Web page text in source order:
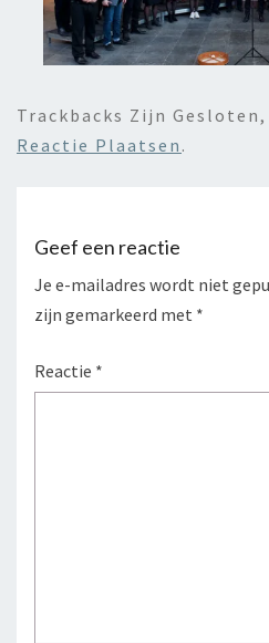
Trackbacks Zijn Gesloten,
Reactie Plaatsen .
Geef een reactie
Je e-mailadres wordt niet
zijn gemarkeerd met *
Reactie *